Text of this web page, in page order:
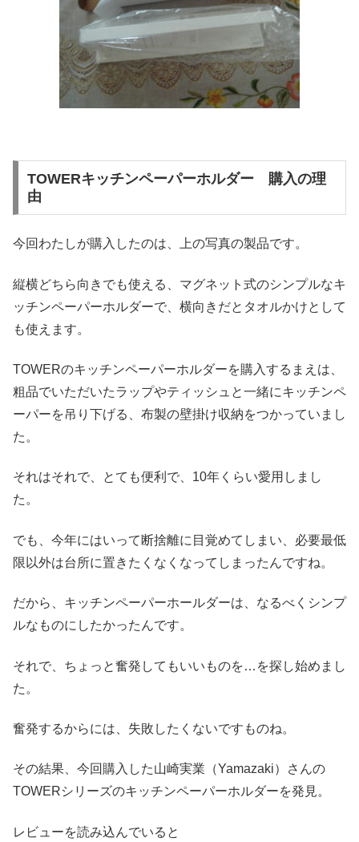
TOWERキッチンペーパーホルダー 購入の理
由
今回わたしが購入したのは、上の写真の製品です。
縦横どちら向きでも使える、マグネット式のシンプルなキ
ッチンペーパーホルダーで、横向きだとタオルかけとして
も使えます。
TOWERのキッチンペーパーホルダーを購入するまえは、
粗品でいただいたラップやティッシュと一緒にキッチンペ
ーパーを吊り下げる、布製の壁掛け収納をつかっていまし
た。
それはそれで、とても便利で、10年くらい愛用しまし
た。
でも、今年にはいって断捨離に目覚めてしまい、必要最低
限以外は台所に置きたくなくなってしまったんですね。
だから、キッチンペーパーホールダーは、なるべくシンプ
ルなものにしたかったんです。
それで、ちょっと奮発してもいいものを…を探し始めまし
た。
奮発するからには、失敗したくないですものね。
その結果、今回購入した山崎実業（Yamazaki）さんの
TOWERシリーズのキッチンペーパーホルダーを発見。
レビューを読み込んでいると